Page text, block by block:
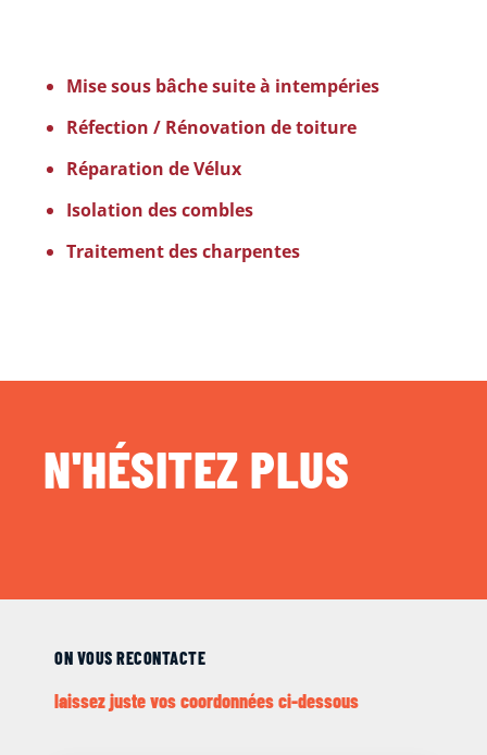
Mise sous bâche suite à intempéries
Réfection / Rénovation de toiture
Réparation de Vélux
Isolation des combles
Traitement des charpentes
N'HÉSITEZ PLUS
ON VOUS RECONTACTE
laissez juste vos coordonnées ci-dessous